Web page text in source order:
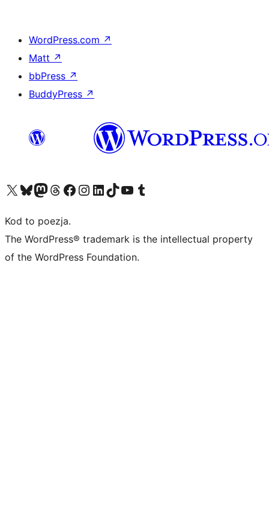
WordPress.com ↗
Matt ↗
bbPress ↗
BuddyPress ↗
Odwiedź nasze konto X (dawniej Twitter)
Odwiedź nasze konto Bluesky
Odwiedź nasze konto na Mastodoncie
Odwiedź naszego Threadsa
Odwiedź naszego Facebooka
Odwiedź nasze konto na Instagramie
Odwiedź nasze konto na LinkedIn
Odwiedź naszego TikToka
Odwiedź nasz kanał YouTube
Odwiedź naszego Tumblra
Kod to poezja.
The WordPress® trademark is the intellectual property
of the WordPress Foundation.